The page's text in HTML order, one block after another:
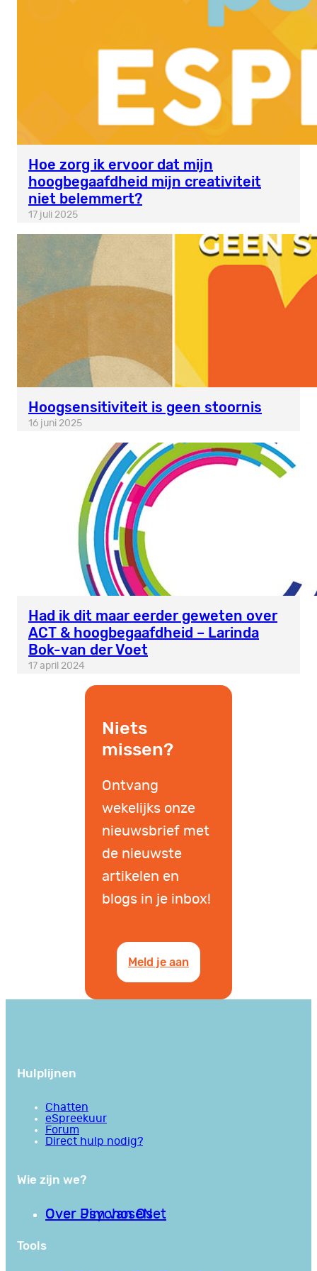
Hoe zorg ik ervoor dat mijn
hoogbegaafdheid mijn creativiteit
niet belemmert?
17 juli 2025
Hoogsensitiviteit is geen stoornis
16 juni 2025
Had ik dit maar eerder geweten over
ACT & hoogbegaafdheid – Larinda
Bok-van der Voet
17 april 2024
Niets
missen?
Ontvang
wekelijks onze
nieuwsbrief met
de nieuwste
artikelen en
blogs in je inbox!
Meld je aan
Hulplijnen
Chatten
eSpreekuur
Forum
Direct hulp nodig?
Wie zijn we?
Over PsychoseNet
Over Jim van Os
Tools